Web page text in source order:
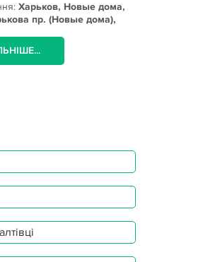
Харьков, Новые дома,
пр. (Новые дома),